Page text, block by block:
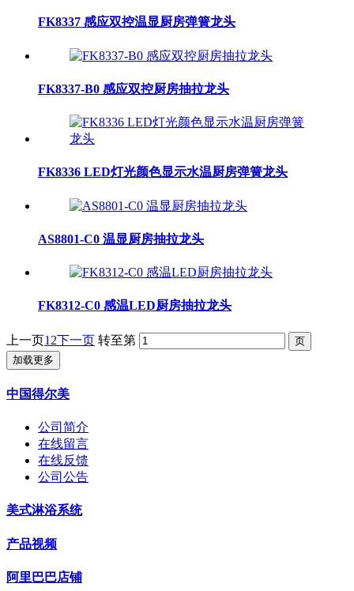
FK8337 感应双控温显厨房弹簧龙头
FK8337-B0 感应双控厨房抽拉龙头
FK8336 LED灯光颜色显示水温厨房弹簧龙头
AS8801-C0 温显厨房抽拉龙头
FK8312-C0 感温LED厨房抽拉龙头
上一页1 2下一页 转至第
加载更多
中国得尔美
公司简介
在线留言
在线反馈
公司公告
美式淋浴系统
产品视频
阿里巴巴店铺